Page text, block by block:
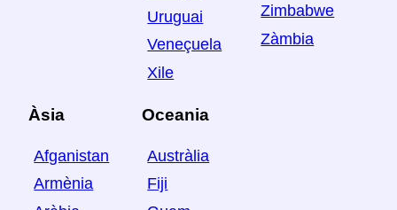
Uruguai
Veneçuela
Xile
Zimbabwe
Zàmbia
Àsia
Afganistan
Armènia
Oceania
Austràlia
Fiji